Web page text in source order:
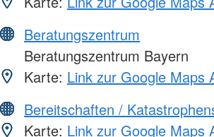
Beratungszentrum
Beratungszentrum Bayern
Karte: Link zur Google Maps
Bereitschaften /
Karte: Link zur Google Maps